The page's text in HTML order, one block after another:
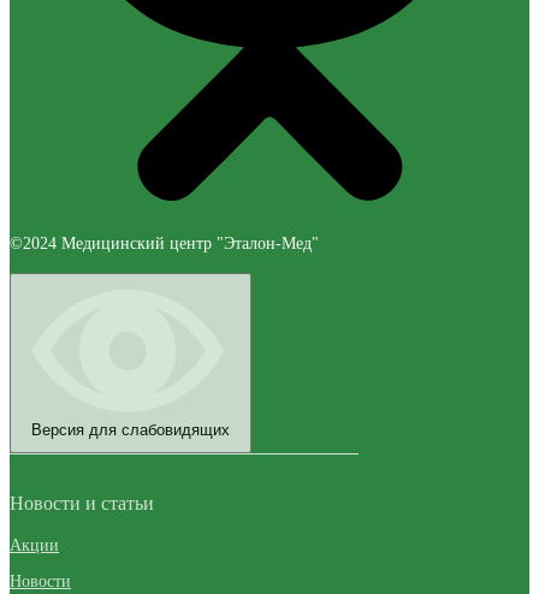
©2024 Медицинский центр "Эталон-Мед"
Версия для слабовидящих
Новости и статьи
Акции
Новости